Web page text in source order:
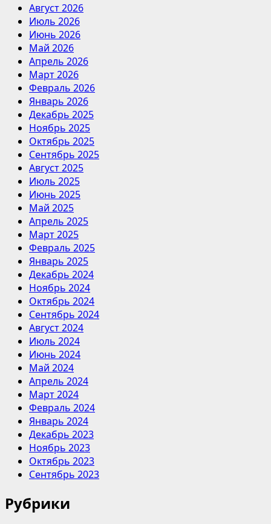
Август 2026
Июль 2026
Июнь 2026
Май 2026
Апрель 2026
Март 2026
Февраль 2026
Январь 2026
Декабрь 2025
Ноябрь 2025
Октябрь 2025
Сентябрь 2025
Август 2025
Июль 2025
Июнь 2025
Май 2025
Апрель 2025
Март 2025
Февраль 2025
Январь 2025
Декабрь 2024
Ноябрь 2024
Октябрь 2024
Сентябрь 2024
Август 2024
Июль 2024
Июнь 2024
Май 2024
Апрель 2024
Март 2024
Февраль 2024
Январь 2024
Декабрь 2023
Ноябрь 2023
Октябрь 2023
Сентябрь 2023
Рубрики